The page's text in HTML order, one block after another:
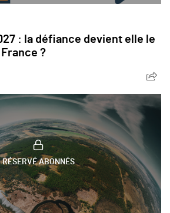
: la défiance devient elle le
?
RÉSERVÉ ABONNÉS